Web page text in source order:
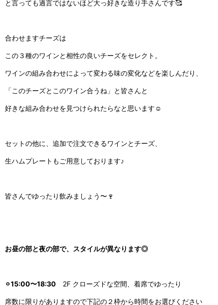
と言っても過言ではないほど大っ好きな造り手さんです🥰
合わせますチーズは
この３種のワインと相性の良いチーズをセレクト。
ワインの組み合わせによって変わる味の変化などを楽しんだり、
「このチーズとこのワイン合うね」と皆さんと
好きな組み合わせを見つけられたらなと思います ☺︎
セットの他に、追加で注文できるワインとチーズ、
生ハムプレートもご用意しております♪
皆さんでゆったり飲みましょう〜🍷
お昼の部と夜の部で、スタイルが異なります◎
⚪︎15:00〜18:30 2F クローズドな空間、着席でゆったり
席数に限りがありますので下記の２枠から時間をお選びください